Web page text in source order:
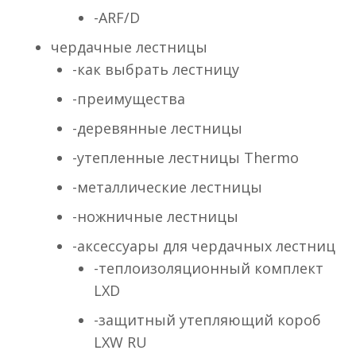
-ARF/D
чердачные лестницы
-как выбрать лестницу
-преимущества
-деревянные лестницы
-утепленные лестницы Thermo
-металлические лестницы
-ножничные лестницы
-аксессуары для чердачных лестниц
-теплоизоляционный комплект
LXD
-защитный утепляющий короб
LXW RU